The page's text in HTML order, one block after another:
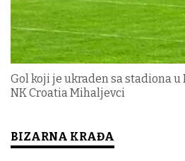
Gol koji je ukraden sa stadiona
NK Croatia Mihaljevci
BIZARNA KRAĐA